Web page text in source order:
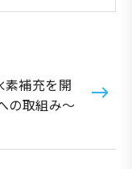
素補充を開
の取組み～